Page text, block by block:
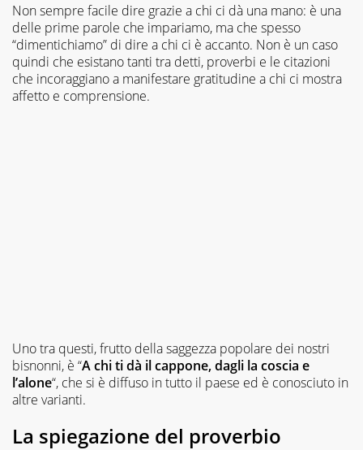
Non sempre facile dire grazie a chi ci dà una mano: è una
delle prime parole che impariamo, ma che spesso
“dimentichiamo” di dire a chi ci è accanto. Non è un caso
quindi che esistano tanti tra detti, proverbi e le citazioni
che incoraggiano a manifestare gratitudine a chi ci mostra
affetto e comprensione.
Uno tra questi, frutto della saggezza popolare dei nostri
bisnonni, è “A chi ti dà il cappone, dagli la coscia e
l’alone“, che si è diffuso in tutto il paese ed è conosciuto in
altre varianti.
La spiegazione del proverbio